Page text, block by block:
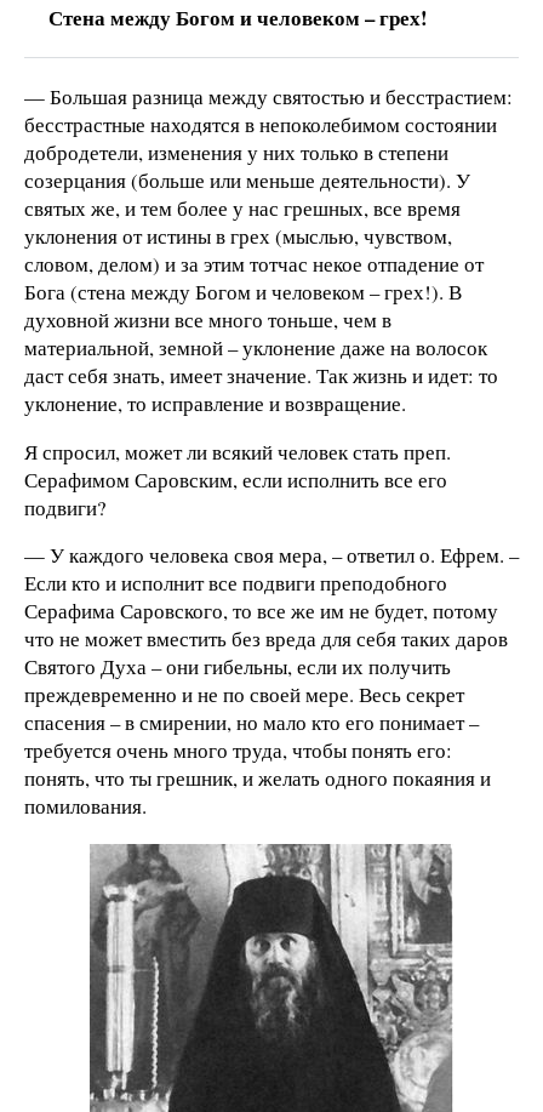
Стена между Богом и человеком – грех!
— Большая разница между святостью и бесстрастием:
бесстрастные находятся в непоколебимом состоянии
добродетели, изменения у них только в степени
созерцания (больше или меньше деятельности). У
святых же, и тем более у нас грешных, все время
уклонения от истины в грех (мыслью, чувством,
словом, делом) и за этим тотчас некое отпадение от
Бога (стена между Богом и человеком – грех!). В
духовной жизни все много тоньше, чем в
материальной, земной – уклонение даже на волосок
даст себя знать, имеет значение. Так жизнь и идет: то
уклонение, то исправление и возвращение.
Я спросил, может ли всякий человек стать преп.
Серафимом Саровским, если исполнить все его
подвиги?
— У каждого человека своя мера, – ответил о. Ефрем. –
Если кто и исполнит все подвиги преподобного
Серафима Саровского, то все же им не будет, потому
что не может вместить без вреда для себя таких даров
Святого Духа – они гибельны, если их получить
преждевременно и не по своей мере. Весь секрет
спасения – в смирении, но мало кто его понимает –
требуется очень много труда, чтобы понять его:
понять, что ты грешник, и желать одного покаяния и
помилования.